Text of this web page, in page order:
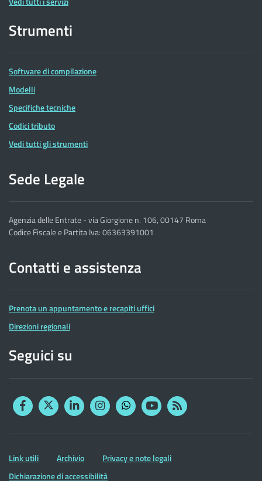
Strumenti
Software di compilazione
Modelli
Specifiche tecniche
Codici tributo
Vedi tutti gli strumenti
Sede Legale
Agenzia delle Entrate - via Giorgione n. 106, 00147 Roma
Codice Fiscale e Partita Iva: 06363391001
Contatti e assistenza
Prenota un appuntamento e recapiti uffici
Direzioni regionali
Seguici su
FacebookTwitterLinkedinInstagram
YouTubeRSS
Altre
informazioni
Link utili Archivio
Privacy e note legali
Dichiarazione di accessibilità